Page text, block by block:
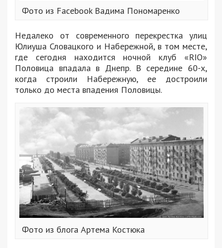
Фото из Facebook Вадима Пономаренко
Недалеко от современного перекрестка улиц
Юлиуша Словацкого и Набережной, в том месте,
где сегодня находится ночной клуб «RIO»
Половица впадала в Днепр. В середине 60-х,
когда строили Набережную, ее достроили
только до места впадения Половицы.
Фото из блога Артема Костюка